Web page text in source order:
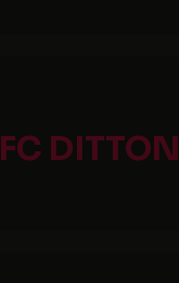
FC DITTON